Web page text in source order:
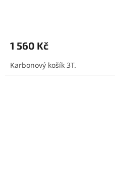
1 560 Kč
Karbonový košík 3T.